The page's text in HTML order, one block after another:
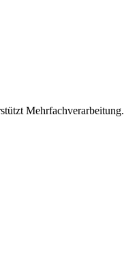
Mehrfachverarbeitung.